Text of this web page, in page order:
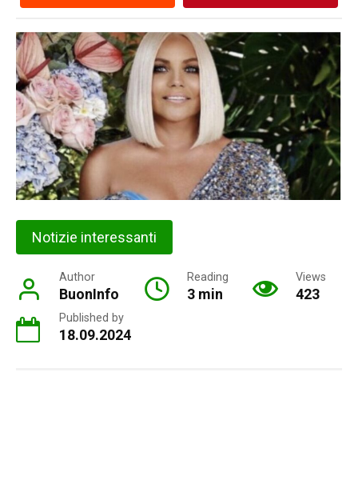
Notizie interessanti
Author
BuonInfo
Reading
3 min
Views
423
Published by
18.09.2024